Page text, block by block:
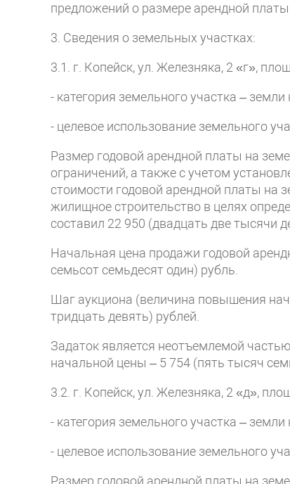
предложений о размере арендной платы.
3. Сведения о земельных участках:
3.1. г. Копейск, ул. Железняка, 2 «г»,
- категория земельного участка –
- целевое использование земельного
Размер годовой арендной платы на
ограничений, а также с учетом
стоимости годовой арендной платы на
жилищное строительство в целях
составил 22 950 (двадцать две тысячи
Начальная цена продажи годовой
семьсот семьдесят один) рубль.
Шаг аукциона (величина повышения
тридцать девять) рублей.
Задаток является неотъемлемой
начальной цены – 5 754 (пять тысяч
3.2. г. Копейск, ул. Железняка, 2 «д»,
- категория земельного участка –
- целевое использование земельного
Размер годовой арендной платы на